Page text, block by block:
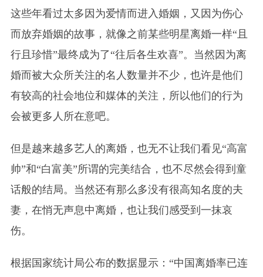
这些年看过太多因为爱情而进入婚姻，又因为伤心
而放弃婚姻的故事，就像之前某些明星离婚一样“且
行且珍惜”最终成为了“往后各生欢喜”。当然因为离
婚而被大众所关注的名人数量并不少，也许是他们
有较高的社会地位和媒体的关注，所以他们的行为
会被更多人所在意吧。
但是越来越多艺人的离婚，也无不让我们看见“高富
帅”和“白富美”所谓的完美结合，也不尽然会得到童
话般的结局。当然还有那么多没有很高知名度的夫
妻，在悄无声息中离婚，也让我们感受到一抹哀
伤。
根据国家统计局公布的数据显示：“中国离婚率已连